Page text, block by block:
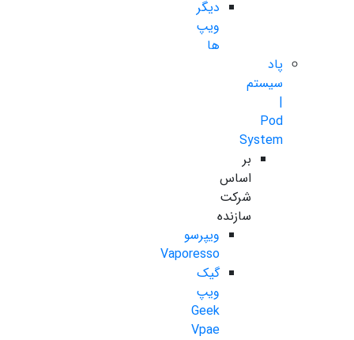
دیگر
ویپ
ها
پاد
سیستم
|
Pod
System
بر
اساس
شرکت
سازنده
ویپرسو
Vaporesso
گیک
ویپ
Geek
Vpae